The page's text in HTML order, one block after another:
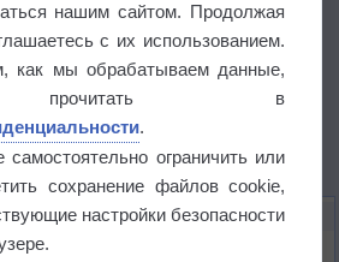
загар цветом отличается от
нашим сайтом. Продолжая
с их использованием.
как мы обрабатываем данные,
в
.
ограничить или
сохранение файлов cookie,
настройки безопасности